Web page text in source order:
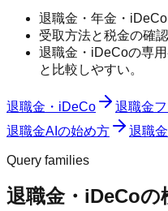
退職金・年金・
受取方法と税金の確
退職金・iDeCoの専
と比較しやすい。
退職金・iDeCo 退職金
退職金AIの始め方
退職
Query families
退職金・iDeCoの